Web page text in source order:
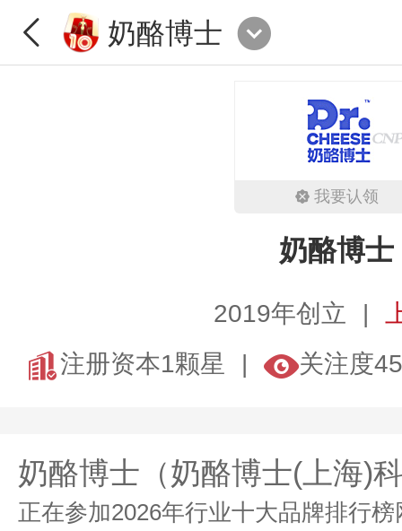
奶酪博士
我要认领
奶酪博士
2019年创立
注册资本1颗星
关注度
奶酪博士（奶酪博士(上海)
正在参加2026年行业十大品牌排行